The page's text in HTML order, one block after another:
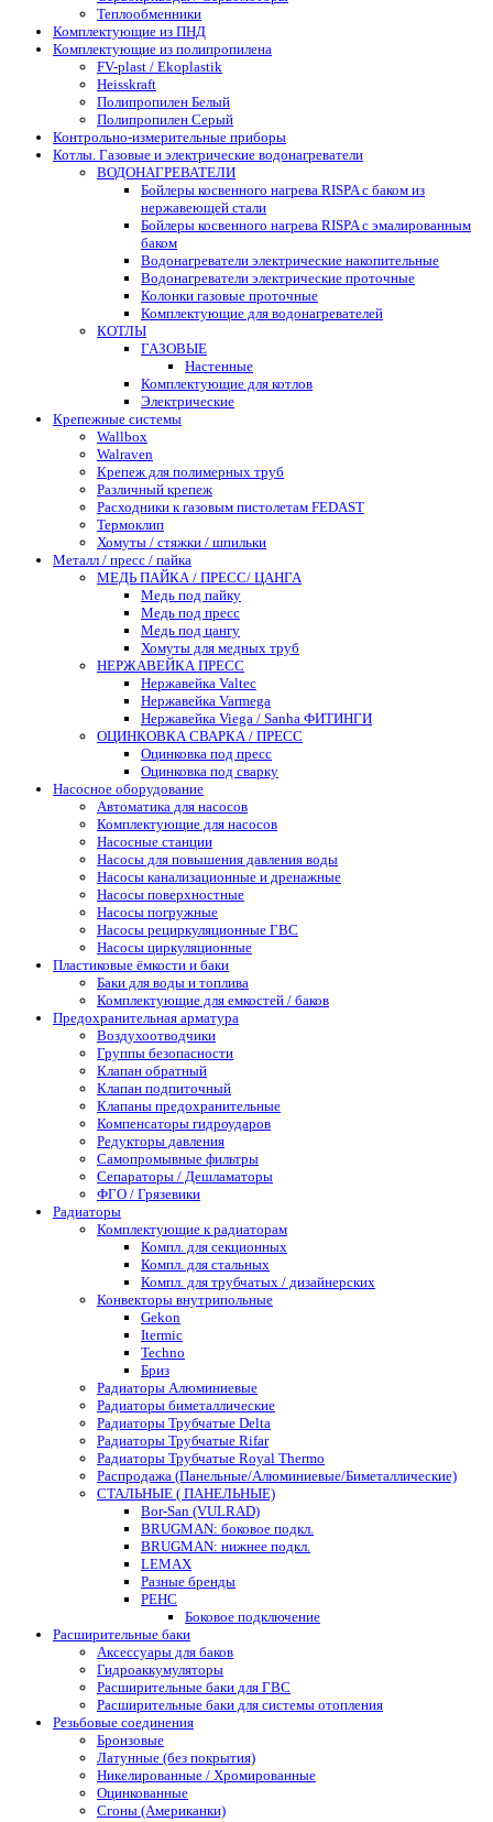
Теплообменники
Комплектующие из ПНД
Комплектующие из полипропилена
FV-plast / Ekoplastik
Heisskraft
Полипропилен Белый
Полипропилен Серый
Контрольно-измерительные приборы
Котлы. Газовые и электрические водонагреватели
ВОДОНАГРЕВАТЕЛИ
Бойлеры косвенного нагрева RISPA с баком из
нержавеющей стали
Бойлеры косвенного нагрева RISPA с эмалированным
баком
Водонагреватели электрические накопительные
Водонагреватели электрические проточные
Колонки газовые проточные
Комплектующие для водонагревателей
КОТЛЫ
ГАЗОВЫЕ
Настенные
Комплектующие для котлов
Электрические
Крепежные системы
Wallbox
Walraven
Крепеж для полимерных труб
Различный крепеж
Расходники к газовым пистолетам FEDAST
Термоклип
Хомуты / стяжки / шпильки
Металл / пресс / пайка
МЕДЬ ПАЙКА / ПРЕСС/ ЦАНГА
Медь под пайку
Медь под пресс
Медь под цангу
Хомуты для медных труб
НЕРЖАВЕЙКА ПРЕСС
Нержавейка Valtec
Нержавейка Varmega
Нержавейка Viega / Sanha ФИТИНГИ
ОЦИНКОВКА СВАРКА / ПРЕСС
Оцинковка под пресс
Оцинковка под сварку
Насосное оборудование
Автоматика для насосов
Комплектующие для насосов
Насосные станции
Насосы для повышения давления воды
Насосы канализационные и дренажные
Насосы поверхностные
Насосы погружные
Насосы рециркуляционные ГВС
Насосы циркуляционные
Пластиковые ёмкости и баки
Баки для воды и топлива
Комплектующие для емкостей / баков
Предохранительная арматура
Воздухоотводчики
Группы безопасности
Клапан обратный
Клапан подпиточный
Клапаны предохранительные
Компенсаторы гидроударов
Редукторы давления
Самопромывные фильтры
Сепараторы / Дешламаторы
ФГО / Грязевики
Радиаторы
Комплектующие к радиаторам
Компл. для секционных
Компл. для стальных
Компл. для трубчатых / дизайнерских
Конвекторы внутрипольные
Gekon
Itermic
Techno
Бриз
Радиаторы Алюминиевые
Радиаторы биметаллические
Радиаторы Трубчатые Delta
Радиаторы Трубчатые Rifar
Радиаторы Трубчатые Royal Thermo
Распродажа (Панельные/Алюминиевые/Биметаллические)
СТАЛЬНЫЕ ( ПАНЕЛЬНЫЕ)
Bor-San (VULRAD)
BRUGMAN: боковое подкл.
BRUGMAN: нижнее подкл.
LEMAX
Разные бренды
РЕНС
Боковое подключение
Расширительные баки
Аксессуары для баков
Гидроаккумуляторы
Расширительные баки для ГВС
Расширительные баки для системы отопления
Резьбовые соединения
Бронзовые
Латунные (без покрытия)
Никелированные / Хромированные
Оцинкованные
Сгоны (Американки)